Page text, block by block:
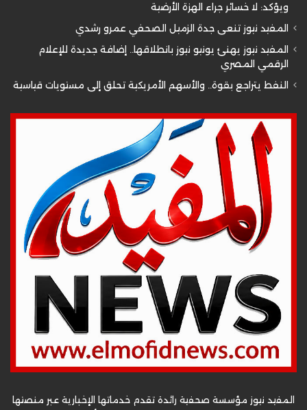
ويؤكد: لا خسائر جراء الهزة الأرضية
المفيد نيوز تنعى جدة الزميل الصحفي عمرو رشدي
المفيد نيوز يهنئ يونيو نيوز بانطلاقها.. إضافة جديدة للإعلام
الرقمي المصري
النفط يتراجع بقوة.. والأسهم الأمريكية تحلق إلى مستويات قياسية
المفيد نيوز مؤسسة صحفية رائدة تقدم خدماتها الإخبارية عبر منصتها